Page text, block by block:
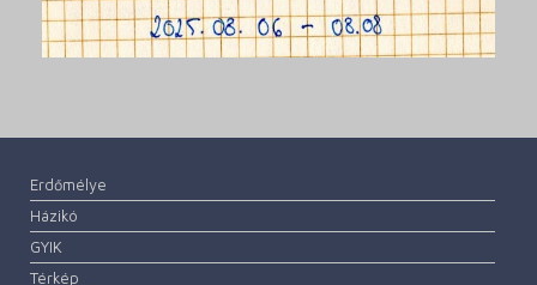
Erdőmélye
Házikó
GYIK
Térkép